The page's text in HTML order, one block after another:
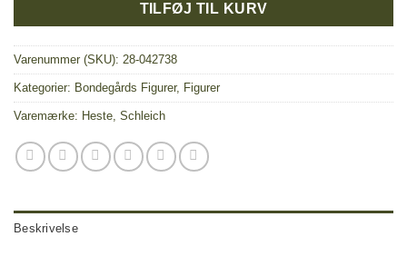
TILFØJ TIL KURV
Varenummer (SKU): 28-042738
Kategorier: Bondegårds Figurer, Figurer
Varemærke: Heste Schleich
Beskrivelse